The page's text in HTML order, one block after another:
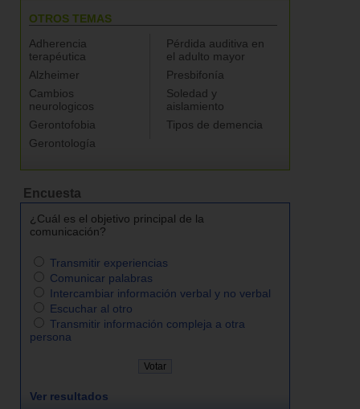
OTROS TEMAS
Adherencia
terapéutica
Alzheimer
Cambios
neurologicos
Gerontofobia
Gerontología
Pérdida auditiva en
el adulto mayor
Presbifonía
Soledad y
aislamiento
Tipos de demencia
Encuesta
¿Cuál es el objetivo principal de la
comunicación?
Transmitir experiencias
Comunicar palabras
Intercambiar información verbal y no verbal
Escuchar al otro
Transmitir información compleja a otra
persona
Ver resultados